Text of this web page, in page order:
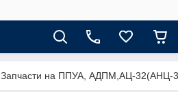
Запчасти на ППУА, АДПМ,АЦ-32(АНЦ-